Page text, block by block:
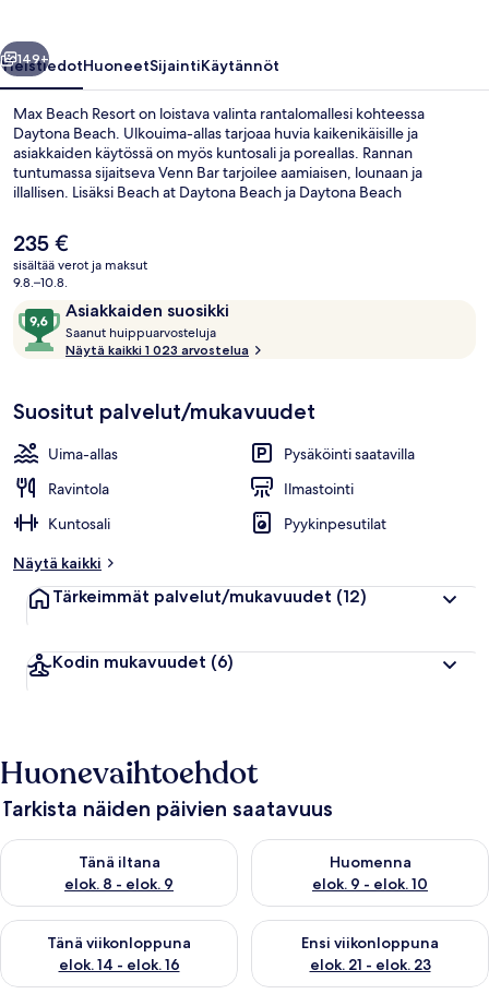
Seuraava
149+
YleistiedotHuoneetSijaintiKäytännöt
Max Beach Resort on loistava valinta rantalomallesi kohteessa
Daytona Beach. Ulkouima-allas tarjoaa huvia kaikenikäisille ja
asiakkaiden käytössä on myös kuntosali ja poreallas. Rannan
tuntumassa sijaitseva Venn Bar tarjoilee aamiaisen, lounaan ja
illallisen. Lisäksi Beach at Daytona Beach ja Daytona Beach
Matkailijat arvostavat majoituspaikan avuliasta henkilökuntaa ja
sijaintia rannalla.
Nykyinen
hinta
on
235 €
sisältää verot ja maksut
9.8.–10.8.
ArvostelutAsiakkaiden suosikki
9,6
kautta
10,
suosikki
Saanut huippuarvosteluja
a
u
a
r
s
a
Näytä kaikki 1 023 arvostelua
Suositut palvelut/mukavuudet
Uima-allas
Pysäköinti saatavilla
Ravintola
Ilmastointi
Kuntosali
Pyykinpesutilat
Näytä kaikki
Tärkeimmät palvelut/mukavuudet (12)
Kodin mukavuudet (6)
Huonevaihtoehdot
Tarkista näiden päivien saatavuus
Tänä iltana
elok. 8 - elok. 9
Tarkista tämän illan saatavuus elok. 8 - elok. 9
Huomenna
elok. 9 - elok. 10
Tarkista huomisen saatavuus
Tänä viikonloppuna
elok. 14 - elok. 16
Tarkista tämän viikonlopun saatavuus elok. 14 - elok. 16
Ensi viikonloppuna
elok. 21 - elok. 23
Tarkista ensi viikonlopun